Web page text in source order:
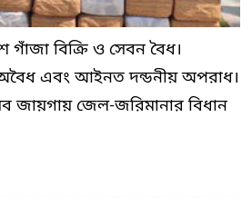
গাঁজা বিক্রি ও সেবন বৈধ।
অবৈধ এবং আইনত দন্ডনীয় অপরাধ।
জায়গায় জেল-জরিমানার বিধান